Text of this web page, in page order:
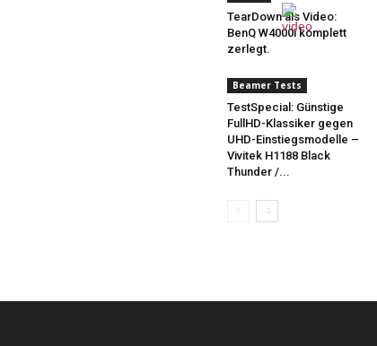
TearDown als Video:
BenQ W4000i komplett
zerlegt.
Beamer Tests
TestSpecial: Günstige
FullHD-Klassiker gegen
UHD-Einstiegsmodelle –
Vivitek H1188 Black
Thunder /...